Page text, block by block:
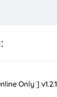
Only ] v1.2.1